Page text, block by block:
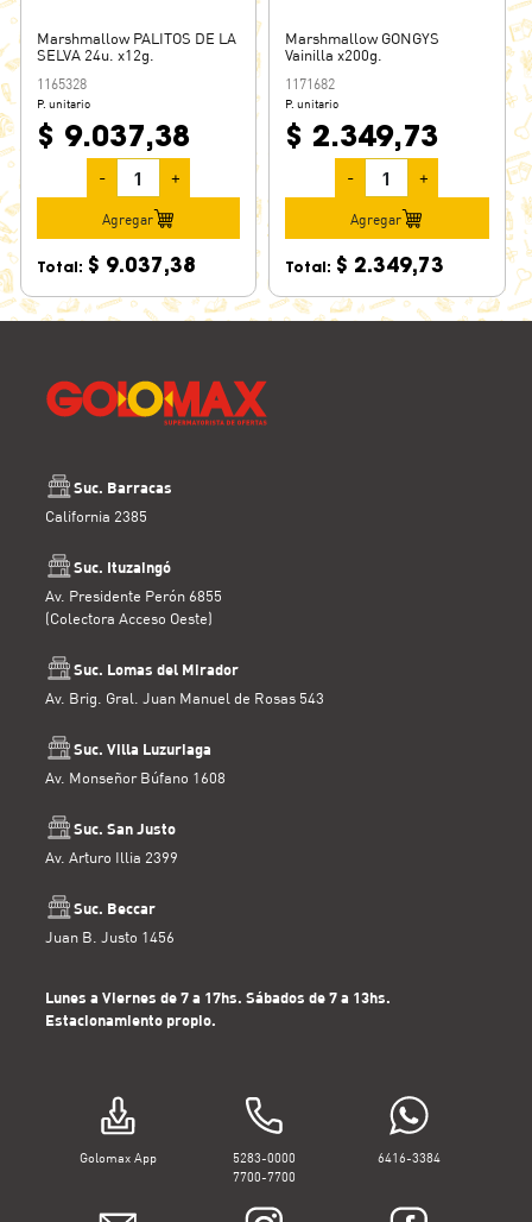
Marshmallow PALITOS DE LA
SELVA 24u. x12g.
1165328
P. unitario
$ 9.037,38
- +
Agregar
Total: $ 9.037,38
Marshmallow GONGYS
Vainilla x200g.
1171682
P. unitario
$ 2.349,73
- +
Agregar
Total: $ 2.349,73
Suc. Barracas
California 2385
Suc. Ituzaingó
Av. Presidente Perón 6855
(Colectora Acceso Oeste)
Suc. Lomas del Mirador
Av. Brig. Gral. Juan Manuel de Rosas 543
Suc. Villa Luzuriaga
Av. Monseñor Búfano 1608
Suc. San Justo
Av. Arturo Illia 2399
Suc. Beccar
Juan B. Justo 1456
Lunes a Viernes de 7 a 17hs. Sábados de 7 a 13hs.
Estacionamiento propio.
Golomax App
5283-0000
7700-7700
6416-3384